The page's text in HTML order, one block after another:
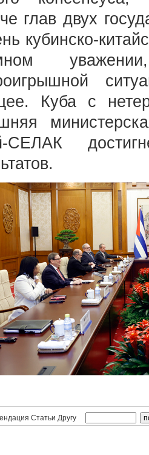
глав двух
кубинско-
Куба с
СЕЛАК
Статьи Другу